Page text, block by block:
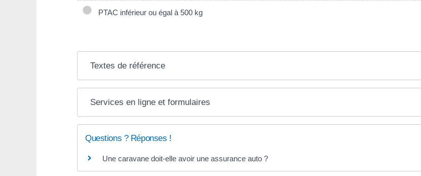
PTAC inférieur ou égal à 500 kg
Textes de référence
Services en ligne et formulaires
Questions ? Réponses !
Une caravane doit-elle avoir une assurance auto ?